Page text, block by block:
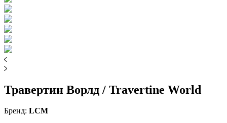
Травертин Ворлд / Travertine World
Бренд: LCM